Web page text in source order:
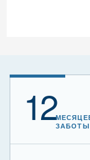
12ЗАБОТЫ